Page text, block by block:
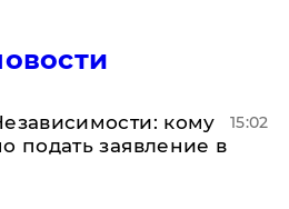
кому
подать заявление в
15:02